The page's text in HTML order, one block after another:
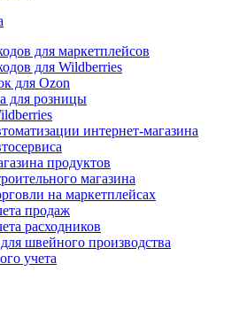
для маркетплейсов
для Wildberries
для Ozon
для розницы
интернет-магазина
продуктов
магазина
на маркетплейсах
продаж
расходников
швейного производства
учета